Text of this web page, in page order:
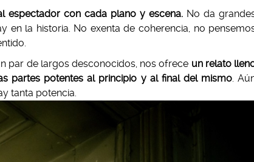
espectador con cada plano y escena. No da
en la historia. No exenta de coherencia, no
par de largos desconocidos, nos ofrece un relato
partes potentes al principio y al final del mismo.
tanta potencia.